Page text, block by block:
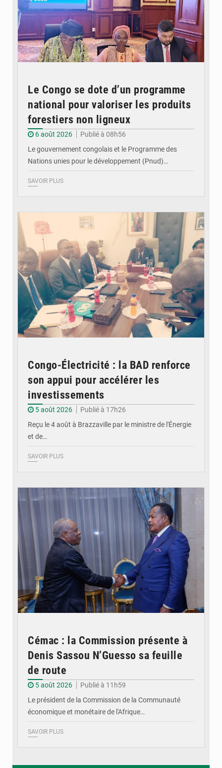
Le Congo se dote d’un programme
national pour valoriser les produits
forestiers non ligneux
6 août 2026
Publié à 08h56
Le gouvernement congolais et le Programme des
Nations unies pour le développement (Pnud)…
SAVOIR PLUS
Congo-Électricité : la BAD renforce
son appui pour accélérer les
investissements
5 août 2026
Publié à 17h26
Reçu le 4 août à Brazzaville par le ministre de l'Énergie
et de…
SAVOIR PLUS
Cémac : la Commission présente à
Denis Sassou N’Guesso sa feuille
de route
5 août 2026
Publié à 11h59
Le président de la Commission de la Communauté
économique et monétaire de l'Afrique…
SAVOIR PLUS